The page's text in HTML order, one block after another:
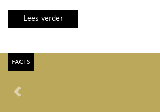
Lees verder
facts
Vorige